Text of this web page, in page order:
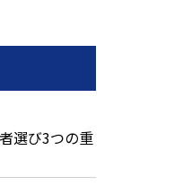
選び3つの重